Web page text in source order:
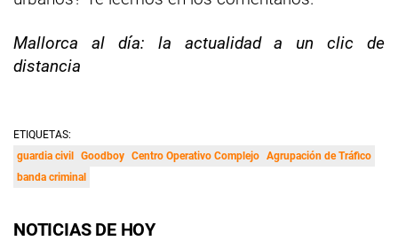
Mallorca al día: la actualidad a un clic de
distancia
ETIQUETAS:
guardia civil Goodboy Centro Operativo Complejo Agrupación de Tráfico
banda criminal
NOTICIAS DE HOY